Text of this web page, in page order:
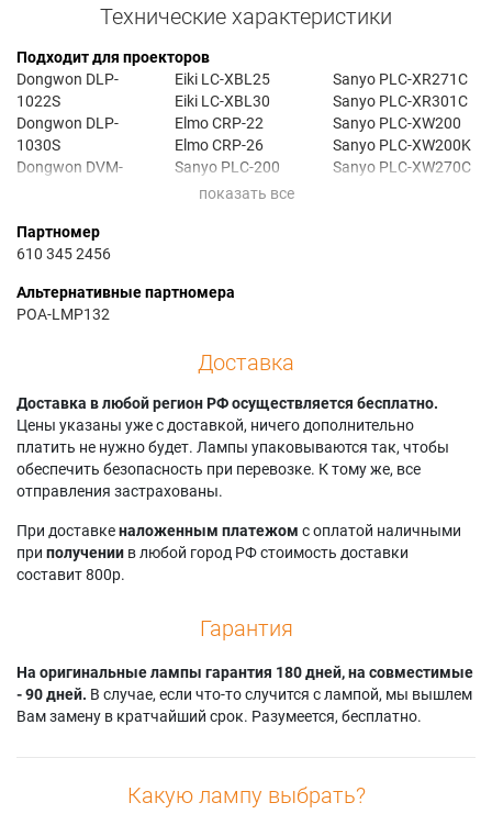
Технические характеристики
Подходит для проекторов
Dongwon DLP-
1022S
Dongwon DLP-
1030S
Dongwon DVM-
C100M
Eiki LC-XBL20
Eiki LC-XBL25
Eiki LC-XBL30
Elmo CRP-22
Elmo CRP-26
Sanyo PLC-200
Sanyo PLC-XE33
Sanyo PLC-XR271C
Sanyo PLC-XR301C
Sanyo PLC-XW200
Sanyo PLC-XW200K
Sanyo PLC-XW270C
Партномер
610 345 2456
Альтернативные партномера
POA-LMP132
Доставка
Доставка в любой регион РФ осуществляется бесплатно.
Цены указаны уже с доставкой, ничего дополнительно
платить не нужно будет. Лампы упаковываются так, чтобы
обеспечить безопасность при перевозке. К тому же, все
отправления застрахованы.
При доставкеналоженным платежом с оплатой наличными
при получении в любой город РФ стоимость доставки
составит 800р.
Гарантия
На оригинальные лампы гарантия 180 дней, на совместимые
- 90 дней. В случае, если что-то случится с лампой, мы вышлем
Вам замену в кратчайший срок. Разумеется, бесплатно.
Какую лампу выбрать?